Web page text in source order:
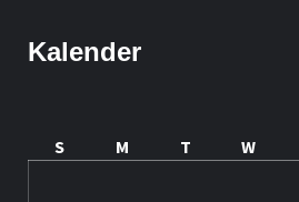
Kalender
S
M T W